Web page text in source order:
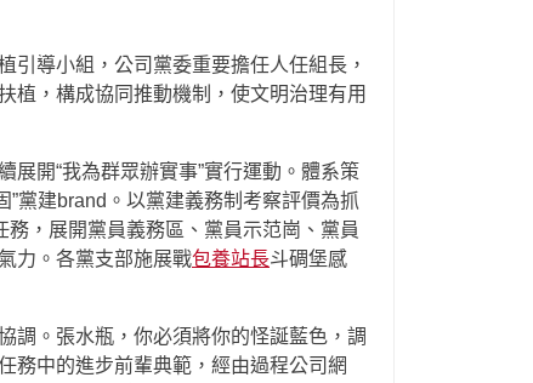
引導小組，公司黨委重要擔任人任組長，
植，構成協同推動機制，使文明治理有用
開“我為群眾辦實事”實行運動。體系策
黨建brand。以黨建義務制考察評價為抓
，展開黨員義務區、黨員示范崗、黨員
力。各黨支部施展戰包養站長斗碉堡感
調。張水瓶，你必須將你的怪誕藍色，調
務中的進步前輩典範，經由過程公司網